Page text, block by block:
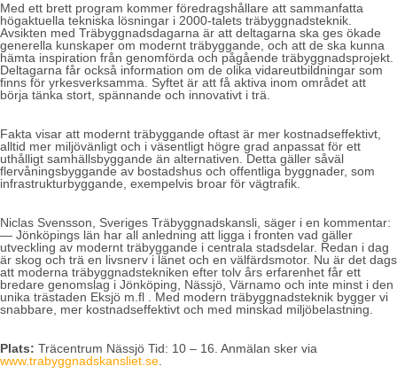
Med ett brett program kommer föredragshållare att sammanfatta
högaktuella tekniska lösningar i 2000-talets träbyggnadsteknik.
Avsikten med Träbyggnadsdagarna är att deltagarna ska ges ökade
generella kunskaper om modernt träbyggande, och att de ska kunna
hämta inspiration från genomförda och pågående träbyggnadsprojekt.
Deltagarna får också information om de olika vidareutbildningar som
finns för yrkesverksamma. Syftet är att få aktiva inom området att
börja tänka stort, spännande och innovativt i trä.
Fakta visar att modernt träbyggande oftast är mer kostnadseffektivt,
alltid mer miljövänligt och i väsentligt högre grad anpassat för ett
uthålligt samhällsbyggande än alternativen. Detta gäller såväl
flervåningsbyggande av bostadshus och offentliga byggnader, som
infrastrukturbyggande, exempelvis broar för vägtrafik.
Niclas Svensson, Sveriges Träbyggnadskansli, säger i en kommentar:
— Jönköpings län har all anledning att ligga i fronten vad gäller
utveckling av modernt träbyggande i centrala stadsdelar. Redan i dag
är skog och trä en livsnerv i länet och en välfärdsmotor. Nu är det dags
att moderna träbyggnadstekniken efter tolv års erfarenhet får ett
bredare genomslag i Jönköping, Nässjö, Värnamo och inte minst i den
unika trästaden Eksjö m.fl . Med modern träbyggnadsteknik bygger vi
snabbare, mer kostnadseffektivt och med minskad miljöbelastning.
Plats: Träcentrum Nässjö Tid: 10 – 16. Anmälan sker via
www.trabyggnadskansliet.se